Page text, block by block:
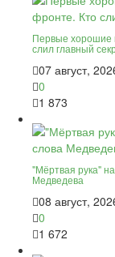
Первые хорошие
слил главный
07 август,
0
1 873
"Мёртвая рука"
Медведева
08 август,
0
1 672